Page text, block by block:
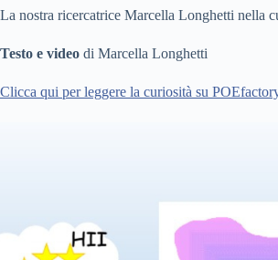
La nostra ricercatrice Marcella Longhetti nella
Testo e video di Marcella Longhetti
Clicca qui per leggere la curiosità su